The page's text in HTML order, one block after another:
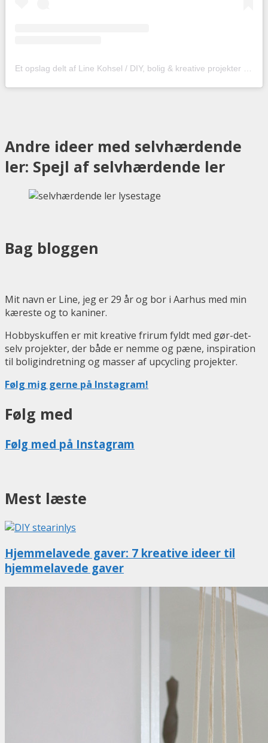
Et opslag delt af Line Kohsel / DIY, bolig & kreative projekter (@hobbyskuffendk)
Andre ideer med selvhærdende
ler: Spejl af selvhærdende ler
Bag bloggen
Mit navn er Line, jeg er 29 år og bor i Aarhus med min
kæreste og to kaniner.
Hobbyskuffen er mit kreative frirum fyldt med gør-det-
selv projekter, der både er nemme og pæne, inspiration
til boligindretning og masser af upcycling projekter.
Følg mig gerne på Instagram!
Følg med
Følg med på Instagram
Mest læste
Hjemmelavede gaver: 7 kreative ideer til
hjemmelavede gaver